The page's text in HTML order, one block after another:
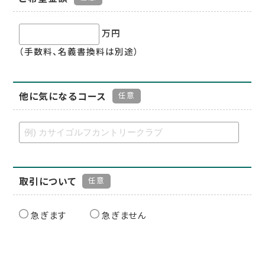
万円
（手数料、名義書換料は別途）
他に気になるコース 任意
取引について 任意
急ぎます 急ぎません